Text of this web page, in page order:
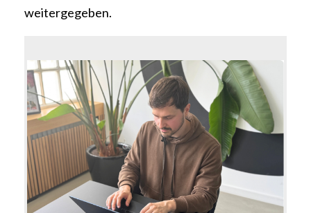
weitergegeben.